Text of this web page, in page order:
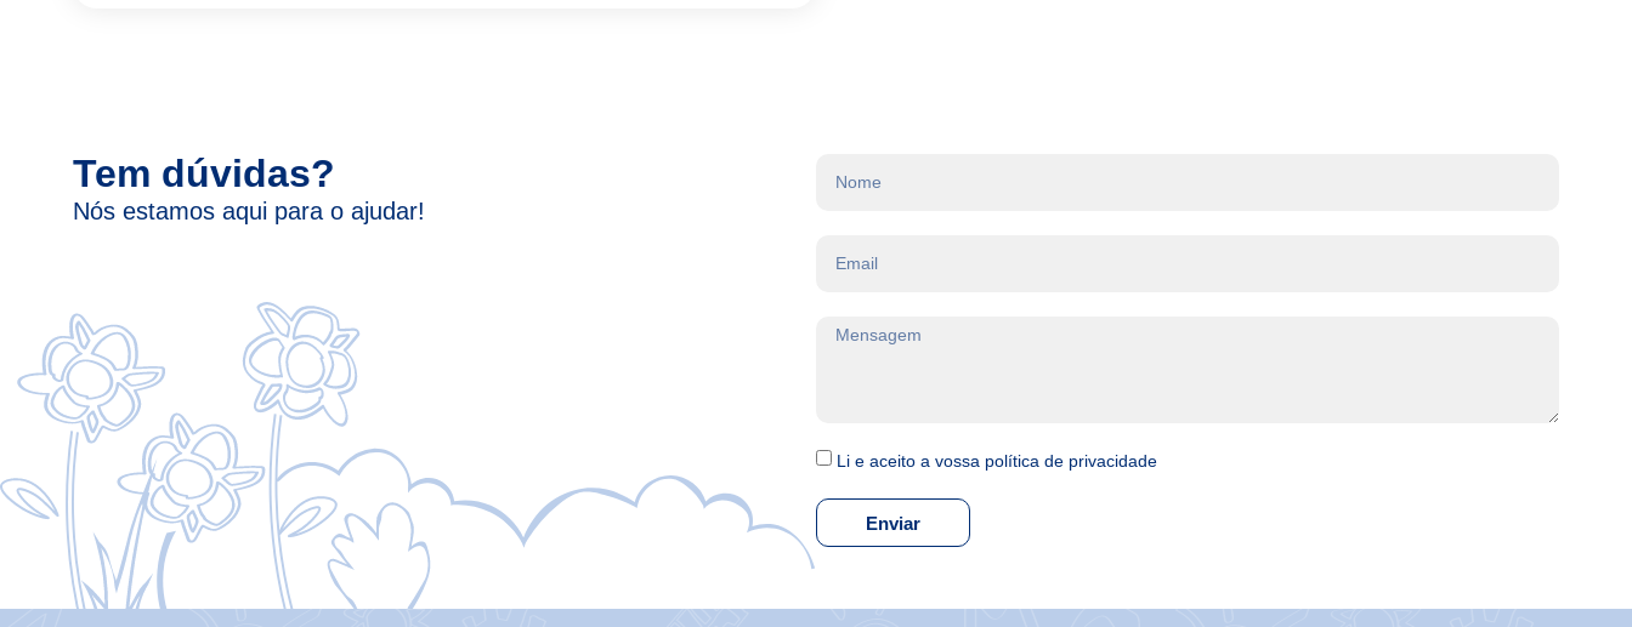
Tem dúvidas?
Nós estamos aqui para o ajudar!
Li e aceito a vossa política de privacidade
Enviar